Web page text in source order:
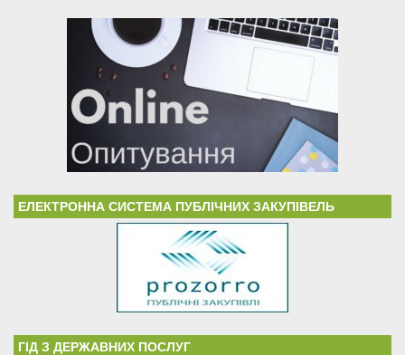
ЕЛЕКТРОННА СИСТЕМА ПУБЛІЧНИХ ЗАКУПІВЕЛЬ
ГІД З ДЕРЖАВНИХ ПОСЛУГ